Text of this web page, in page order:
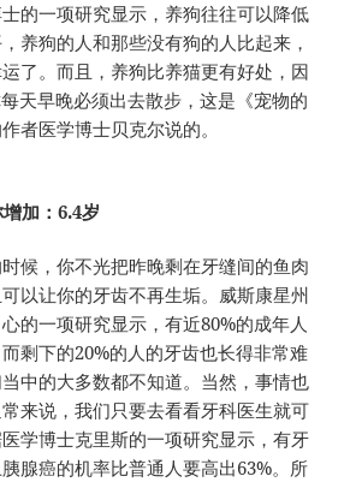
的一项研究显示，养狗往往可以降低
养狗的人和那些没有狗的人比起来，
了。而且，养狗比养猫更有好处，因
天早晚必须出去散步，这是《宠物的
者医学博士贝克尔说的。
加：6.4岁
，你不光把昨晚剩在牙缝间的鱼肉
以让你的牙齿不再生垢。威斯康星州
的一项研究显示，有近80%的成年人
剩下的20%的人的牙齿也长得非常难
中的大多数都不知道。当然，事情也
来说，我们只要去看看牙科医生就可
学博士克里斯的一项研究显示，有牙
腺癌的机率比普通人要高出63%。所